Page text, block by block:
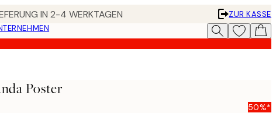
IN 2-4 WERKTAGEN
ZUR KASSE
Poster
50%*